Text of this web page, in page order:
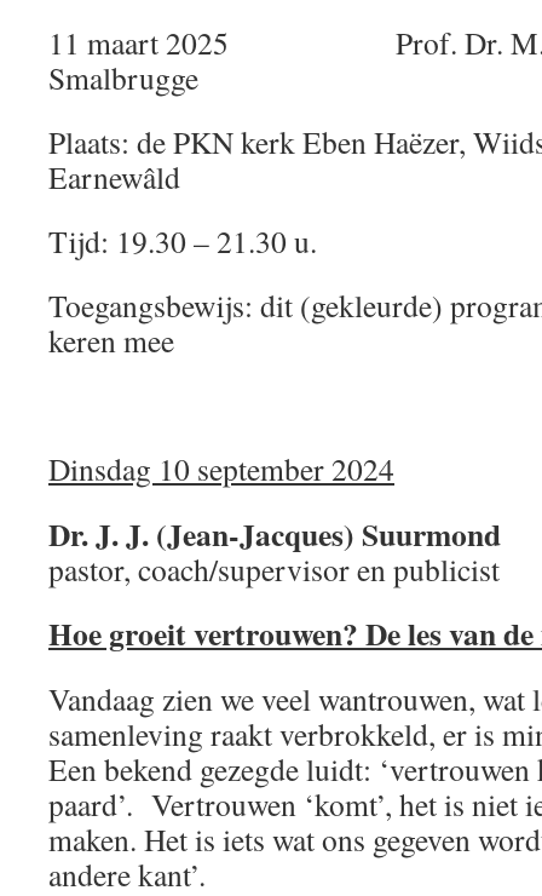
11 maart 2025 Prof. Dr. M.
Smalbrugge
Plaats: de PKN kerk Eben Haëzer,
Earnewâld
Tijd: 19.30 – 21.30 u.
Toegangsbewijs: dit (gekleurde)
keren mee
Dinsdag 10 september 2024
Dr. J. J. (Jean-Jacques) Suurmond
pastor, coach/supervisor en publicist
Hoe groeit vertrouwen? De les van
Vandaag zien we veel wantrouwen,
samenleving raakt verbrokkeld, er is
Een bekend gezegde luidt: ‘vertrouwen
paard’. Vertrouwen ‘komt’, het is niet
maken. Het is iets wat ons gegeven
andere kant’.